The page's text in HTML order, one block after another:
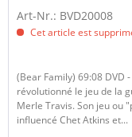
Art-Nr.: BVD20008
Cet article est
(Bear Family) 69:08 DVD
révolutionné le jeu de la
Merle Travis. Son jeu ou
influencé Chet Atkins et...